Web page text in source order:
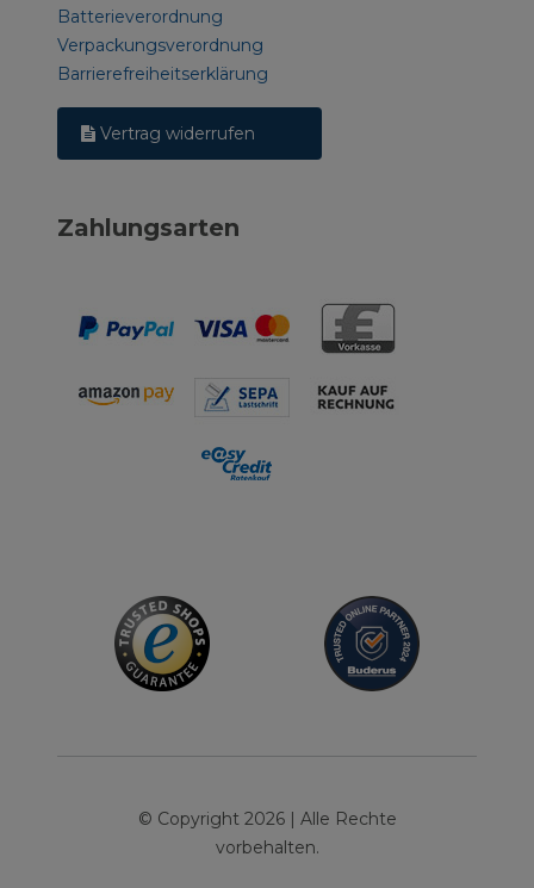
Batterieverordnung
Verpackungsverordnung
Barrierefreiheitserklärung
Vertrag widerrufen
Zahlungsarten
© Copyright 2026 | Alle Rechte
vorbehalten.